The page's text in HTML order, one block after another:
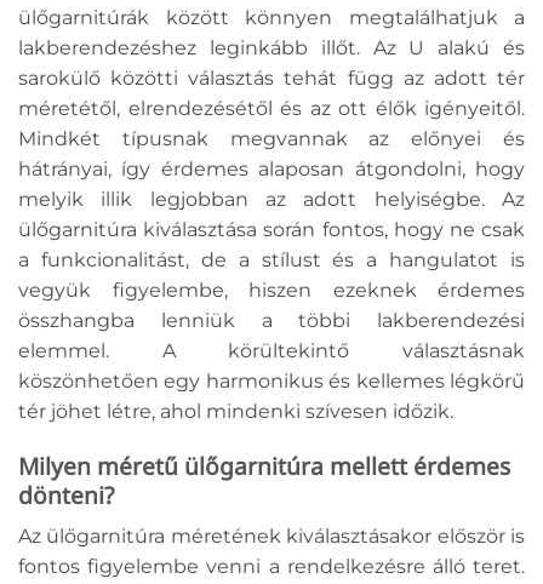
ülőgarnitúrák között könnyen megtalálhatjuk a
lakberendezéshez leginkább illőt. Az U alakú és
sarokülő közötti választás tehát függ az adott tér
méretétől, elrendezésétől és az ott élők igényeitől.
Mindkét típusnak megvannak az előnyei és
hátrányai, így érdemes alaposan átgondolni, hogy
melyik illik legjobban az adott helyiségbe. Az
ülőgarnitúra kiválasztása során fontos, hogy ne csak
a funkcionalitást, de a stílust és a hangulatot is
vegyük figyelembe, hiszen ezeknek érdemes
összhangba lenniük a többi lakberendezési
elemmel. A körültekintő választásnak
köszönhetően egy harmonikus és kellemes légkörű
tér jöhet létre, ahol mindenki szívesen időzik.
Milyen méretű ülőgarnitúra mellett érdemes
dönteni?
Az ülőgarnitúra méretének kiválasztásakor először is
fontos figyelembe venni a rendelkezésre álló teret.